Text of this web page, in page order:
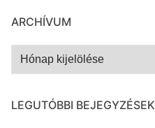
ARCHÍVUM
Archívum
LEGUTÓBBI BEJEGYZÉSEK